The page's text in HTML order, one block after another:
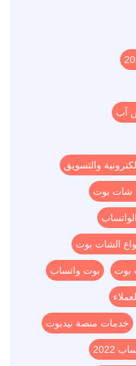
آب
والتسويق
شات بوت
الشات بوت
بوت بوت واتساب
خدمات منصة نيدبوت